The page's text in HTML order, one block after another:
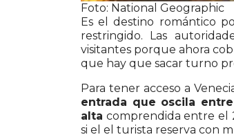
Foto: National Geographic
Es el destino romántico
restringido. Las
visitantes porque ahora
que hay que sacar turno
Para tener acceso a
entrada que oscila
alta comprendida entre el
si el el turista reserva con